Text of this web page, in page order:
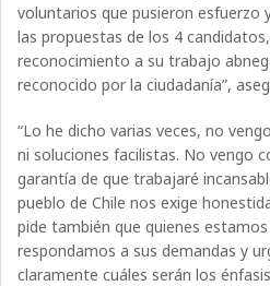
voluntarios que pusieron esfuerzo
las propuestas de los 4
reconocimiento a su trabajo
reconocido por la ciudadanía”,
“Lo he dicho varias veces, no
ni soluciones facilistas. No vengo
garantía de que trabajaré
pueblo de Chile nos exige
pide también que quienes
respondamos a sus demandas y
claramente cuáles serán los